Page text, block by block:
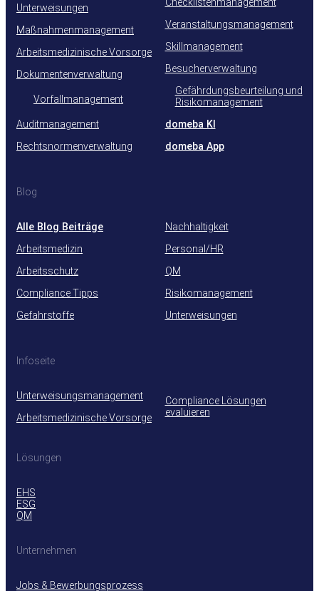
Unterweisungen
Maßnahmenmanagement
Arbeitsmedizinische Vorsorge
Dokumentenverwaltung
Vorfallmanagement
Auditmanagement
Rechtsnormenverwaltung
Veranstaltungsmanagement
Skillmanagement
Besucherverwaltung
Gefährdungsbeurteilung und
Risikomanagement
domeba KI
domeba App
Blog
Alle Blog Beiträge
Arbeitsmedizin
Arbeitsschutz
Compliance Tipps
Gefahrstoffe
Nachhaltigkeit
Personal/HR
QM
Risikomanagement
Unterweisungen
Infoseite
Unterweisungsmanagement
Arbeitsmedizinische Vorsorge
Compliance Lösungen
evaluieren
Lösungen
EHS
ESG
QM
Unternehmen
Jobs & Bewerbungsprozess